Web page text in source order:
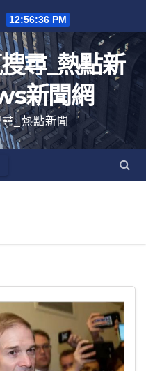
12:56:37 PM
尋_熱點新
新聞網
_熱點新聞